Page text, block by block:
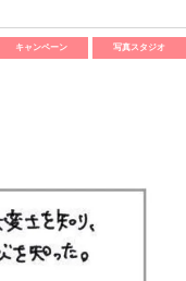
キャンペーン 写真スタジオ